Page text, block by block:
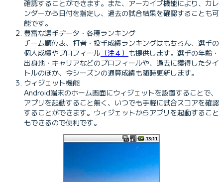
確認することができます。また、アーカイブ機能により、カレ
ンダーから日付を指定し、過去の試合結果を確認することも可
能です。
豊富な選手データ・各種ランキング
チーム順位表、打者・投手成績ランキングはもちろん、選手の
個人成績やプロフィール （注４） も提供します。選手の年齢・
出身地・キャリアなどのプロフィールや、過去に獲得したタイ
トルのほか、今シーズンの通算成績も随時更新します。
ウィジェット機能
Android端末のホーム画面にウィジェットを設置することで、
アプリを起動すること無く、いつでも手軽に試合スコアを確認
することができます。ウィジェットからアプリを起動すること
もできるので便利です。